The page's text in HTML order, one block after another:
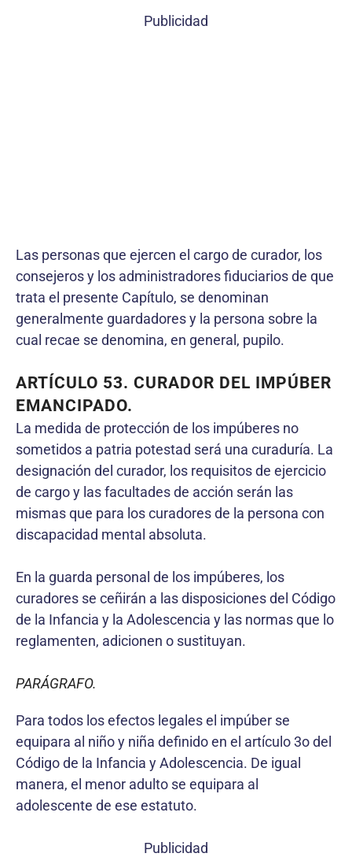
Publicidad
Las personas que ejercen el cargo de curador, los
consejeros y los administradores fiduciarios de que
trata el presente Capítulo, se denominan
generalmente guardadores y la persona sobre la
cual recae se denomina, en general, pupilo.
ARTÍCULO 53. CURADOR DEL IMPÚBER
EMANCIPADO.
La medida de protección de los impúberes no
sometidos a patria potestad será una curaduría. La
designación del curador, los requisitos de ejercicio
de cargo y las facultades de acción serán las
mismas que para los curadores de la persona con
discapacidad mental absoluta.
En la guarda personal de los impúberes, los
curadores se ceñirán a las disposiciones del Código
de la Infancia y la Adolescencia y las normas que lo
reglamenten, adicionen o sustituyan.
PARÁGRAFO.
Para todos los efectos legales el impúber se
equipara al niño y niña definido en el artículo 3o del
Código de la Infancia y Adolescencia. De igual
manera, el menor adulto se equipara al
adolescente de ese estatuto.
Publicidad